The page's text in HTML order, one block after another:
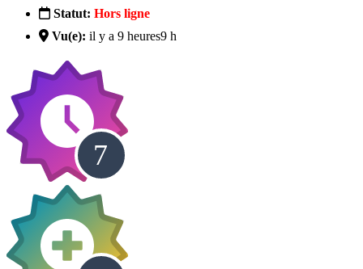
Statut: Hors ligne
Vu(e): il y a 9 heures9 h